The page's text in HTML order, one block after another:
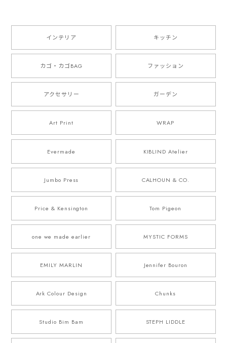
インテリア キッチン
カゴ・カゴBAG ファッション
アクセサリー ガーデン
Art Print WRAP
Evermade KIBLIND Atelier
Jumbo Press CALHOUN & CO.
Price & Kensington Tom Pigeon
one we made earlier MYSTIC FORMS
EMILY MARLIN Jennifer Bouron
Ark Colour Design Chunks
Studio Bim Bam STEPH LIDDLE